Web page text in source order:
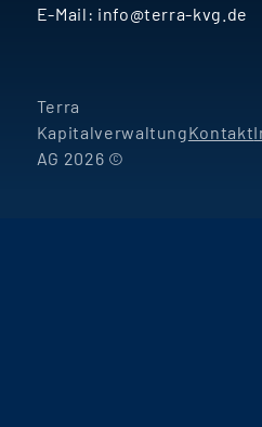
E-Mail: info@terra-kvg.de
Terra
Kapitalverwaltung
AG 2026 ©
Kontakt